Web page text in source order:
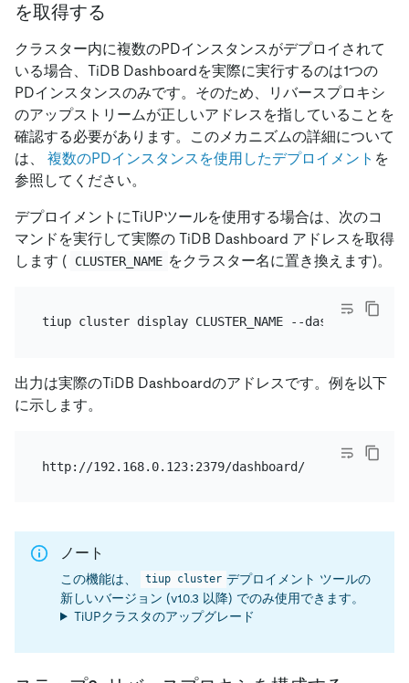
を取得する
クラスター内に複数のPDインスタンスがデプロイされて
いる場合、TiDB Dashboardを実際に実行するのは1つの
PDインスタンスのみです。そのため、リバースプロキシ
のアップストリームが正しいアドレスを指していることを
確認する必要があります。このメカニズムの詳細について
は、 複数のPDインスタンスを使用したデプロイメント を
参照してください。
デプロイメントにTiUPツールを使用する場合は、次のコ
マンドを実行して実際の TiDB Dashboard アドレスを取得
します (
CLUSTER_NAME をクラスター名に置き換えます)。
tiup cluster display CLUSTER_NAME --dashboard
出力は実際のTiDB Dashboardのアドレスです。例を以下
に示します。
http://192.168.0.123:2379/dashboard/
ノート
この機能は、 tiup cluster デプロイメント ツールの
新しいバージョン (v1.0.3 以降) でのみ使用できます。
TiUPクラスタのアップグレード